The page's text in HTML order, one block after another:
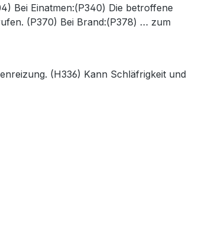
Bei Einatmen:(P340) Die betroffene
(P370) Bei Brand:(P378) … zum
(H336) Kann Schläfrigkeit und